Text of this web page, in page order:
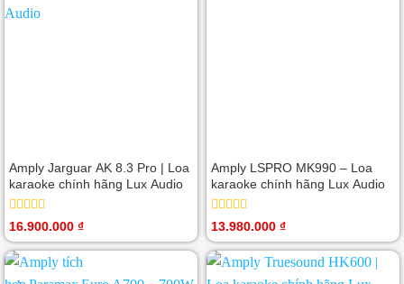
Amply Jarguar AK 8.3 Pro | Loa
karaoke chính hãng Lux Audio
Được
hạng
0
16.900.000 ₫
Amply LSPRO MK990 – Loa
karaoke chính hãng Lux Audio
Được
hạng
0
13.980.000 ₫